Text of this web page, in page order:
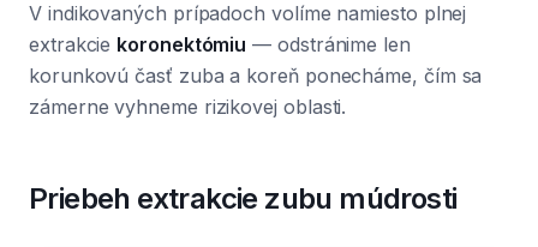
V indikovaných prípadoch volíme namiesto plnej
extrakcie koronektómiu — odstránime len
korunkovú časť zuba a koreň ponecháme, čím sa
zámerne vyhneme rizikovej oblasti.
Priebeh extrakcie zubu múdrosti